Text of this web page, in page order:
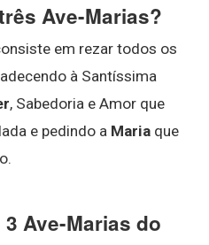
Ave-Marias?
em rezar todos os
à Santíssima
, Sabedoria e Amor que
e pedindo a Maria que
Ave-Marias do